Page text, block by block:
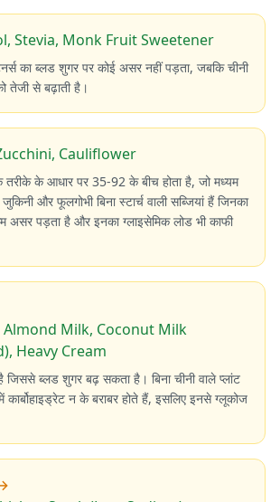
Stevia, Monk Fruit Sweetener
का ब्लड शुगर पर कोई असर नहीं पड़ता, जबकि चीनी
तेजी से बढ़ाती है।
Cauliflower
के आधार पर 35-92 के बीच होता है, जो मध्यम
और फूलगोभी बिना स्टार्च वाली सब्जियां हैं जिनका
असर पड़ता है और इनका ग्लाइसेमिक लोड भी काफी
Milk, Coconut Milk
Heavy Cream
जिससे ब्लड शुगर बढ़ सकता है। बिना चीनी वाले प्लांट
कार्बोहाइड्रेट न के बराबर होते हैं, इसलिए इनसे ग्लूकोज